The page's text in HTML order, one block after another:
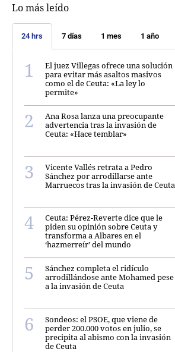
Lo más leído
24 hrs 7 días 1 mes 1 año
El juez Villegas ofrece una solución
para evitar más asaltos masivos
como el de Ceuta: «La ley lo
permite»
Ana Rosa lanza una preocupante
advertencia tras la invasión de
Ceuta: «Hace temblar»
Vicente Vallés retrata a Pedro
Sánchez por arrodillarse ante
Marruecos tras la invasión de Ceuta
Ceuta: Pérez-Reverte dice que le
piden su opinión sobre Ceuta y
transforma a Albares en el
‘hazmerreír’ del mundo
Sánchez completa el ridículo
arrodillándose ante Mohamed pese
a la invasión de Ceuta
Sondeos: el PSOE, que viene de
perder 200.000 votos en julio, se
precipita al abismo con la invasión
de Ceuta